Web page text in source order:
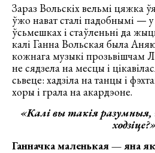
Зараз Вольскіх вельмі цяжка
ўжо нават сталі падобнымі —
ўсьмешках і стаўленьні да
калі Ганна Вольская была
кожнага музыкі прозьвішчам
не сядзела на месцы і
сьвеце: хадзіла на танцы і
хоры і грала на акардэоне.
«Калі вы такія
Ганначка маленькая — яна